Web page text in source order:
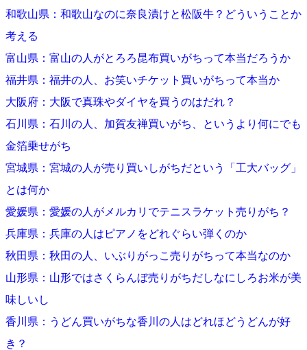
和歌山県：和歌山なのに奈良漬けと松阪牛？どういうことか
考える
富山県：富山の人がとろろ昆布買いがちって本当だろうか
福井県：福井の人、お笑いチケット買いがちって本当か
大阪府：大阪で真珠やダイヤを買うのはだれ？
石川県：石川の人、加賀友禅買いがち、というより何にでも
金箔乗せがち
宮城県：宮城の人が売り買いしがちだという「工大バッグ」
とは何か
愛媛県：愛媛の人がメルカリでテニスラケット売りがち？
兵庫県：兵庫の人はピアノをどれぐらい弾くのか
秋田県：秋田の人、いぶりがっこ売りがちって本当なのか
山形県：山形ではさくらんぼ売りがちだしなにしろお米が美
味しいし
香川県：うどん買いがちな香川の人はどれほどうどんが好
き？